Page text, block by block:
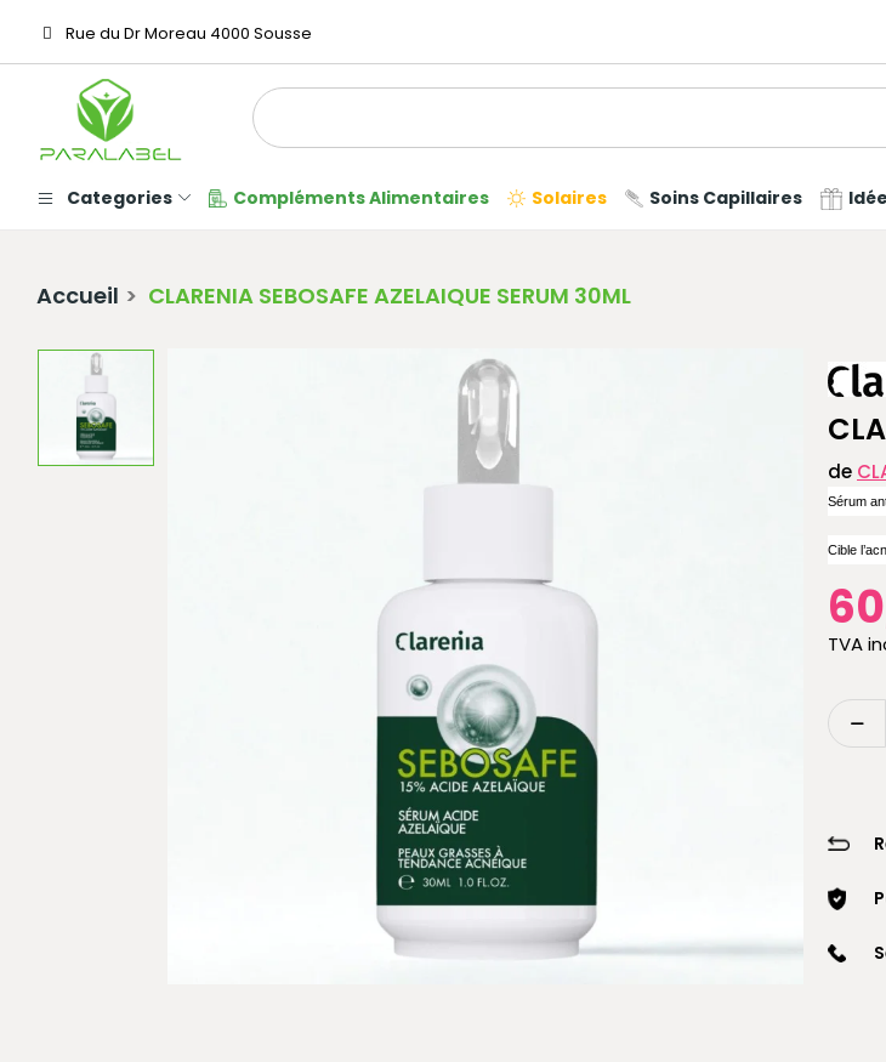
Rue du Dr Moreau 4000 Sousse
Categories Compléments Alimentaires Solaires Soins Capillaires
Accueil CLARENIA SEBOSAFE AZELAIQUE SERUM 30ML
de
Sérum
Cible
TVA